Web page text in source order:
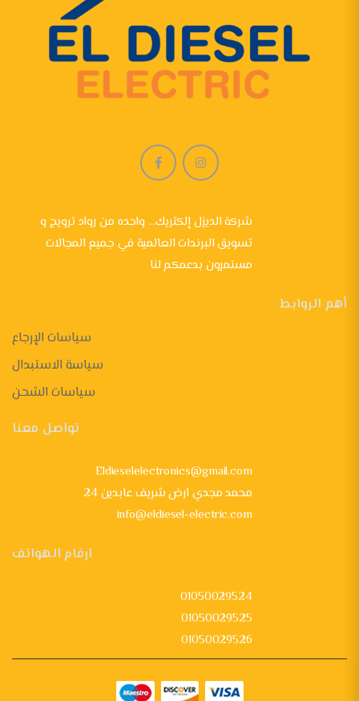
شركة الديزل إلكتريك... واحده من رواد ترويج و
تسويق البرندات العالمية في جميع المجالات
مستمرون بدعمكم لنا
أهم الروابط
سياسات الإرجاع
سياسة الاستبدال
سياسات الشحن
تواصل معنا
Eldieselelectronics@gmail.com
24 محمد مجدي ارض شريف عابدين
info@eldiesel-electric.com
ارقام الهواتف
01050029524
01050029525
01050029526